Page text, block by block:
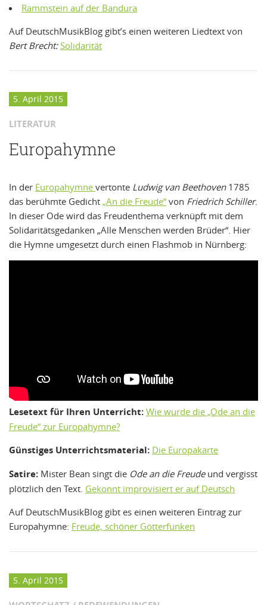
Rammstein auf der Bandura
Auf DeutschMusikBlog gibt’s einen weiteren Liedtext von
Bert Brecht: Solidarität
5. April 2015
LITERATUR
Europahymne
In der Europahymne vertonte Ludwig van Beethoven1785
das berühmte Gedicht „An die Freude“ von Friedrich Schiller.
In dieser Ode wird das Freudenthema verknüpft mit dem
Solidaritätsgedanken „Alle Menschen werden Brüder“. Hier
die Hymne umgesetzt durch einen Flashmob in Nürnberg:
Lesetext für Ihren Unterricht: Wie wurde die „Ode an die
Freude“ zur Europahymne?
Günstiges Unterrichtsmaterial: Die Europakarte
Satire: Mister Bean singt die Ode an die Freudeund vergisst
plötzlich den Text. Gekonnt improvisiert er auf Deutsch
Auf DeutschMusikBlog gibt es einen weiteren Eintrag zur
Europahymne: Freude, schöner Götterfunken
5. April 2015